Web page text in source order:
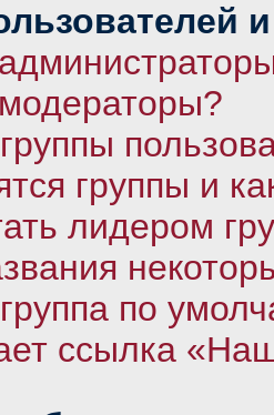
группы и
лидером
по
ссылка